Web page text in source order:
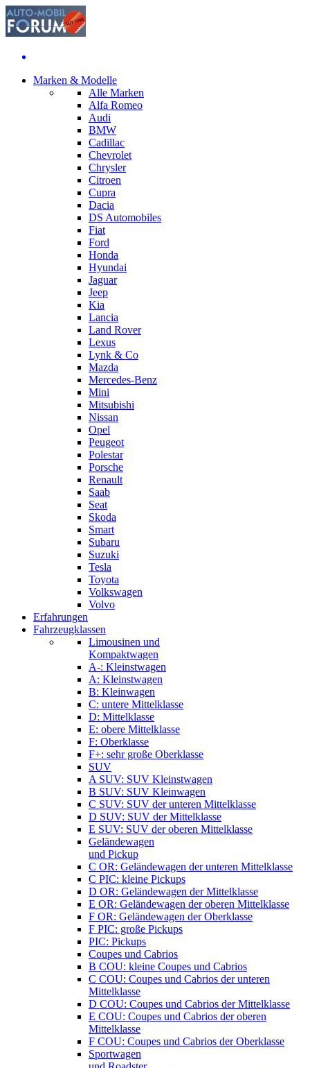
Marken & Modelle
Alle Marken
Alfa Romeo
Audi
BMW
Cadillac
Chevrolet
Chrysler
Citroen
Cupra
Dacia
DS Automobiles
Fiat
Ford
Honda
Hyundai
Jaguar
Jeep
Kia
Lancia
Land Rover
Lexus
Lynk & Co
Mazda
Mercedes-Benz
Mini
Mitsubishi
Nissan
Opel
Peugeot
Polestar
Porsche
Renault
Saab
Seat
Skoda
Smart
Subaru
Suzuki
Tesla
Toyota
Volkswagen
Volvo
Erfahrungen
Fahrzeugklassen
Limousinen und
Kompaktwagen
A-: Kleinstwagen
A: Kleinstwagen
B: Kleinwagen
C: untere Mittelklasse
D: Mittelklasse
E: obere Mittelklasse
F: Oberklasse
F+: sehr große Oberklasse
SUV
A SUV: SUV Kleinstwagen
B SUV: SUV Kleinwagen
C SUV: SUV der unteren Mittelklasse
D SUV: SUV der Mittelklasse
E SUV: SUV der oberen Mittelklasse
Geländewagen
und Pickup
C OR: Geländewagen der unteren Mittelklasse
C PIC: kleine Pickups
D OR: Geländewagen der Mittelklasse
E OR: Geländewagen der oberen Mittelklasse
F OR: Geländewagen der Oberklasse
F PIC: große Pickups
PIC: Pickups
Coupes und Cabrios
B COU: kleine Coupes und Cabrios
C COU: Coupes und Cabrios der unteren
Mittelklasse
D COU: Coupes und Cabrios der Mittelklasse
E COU: Coupes und Cabrios der oberen
Mittelklasse
F COU: Coupes und Cabrios der Oberklasse
Sportwagen